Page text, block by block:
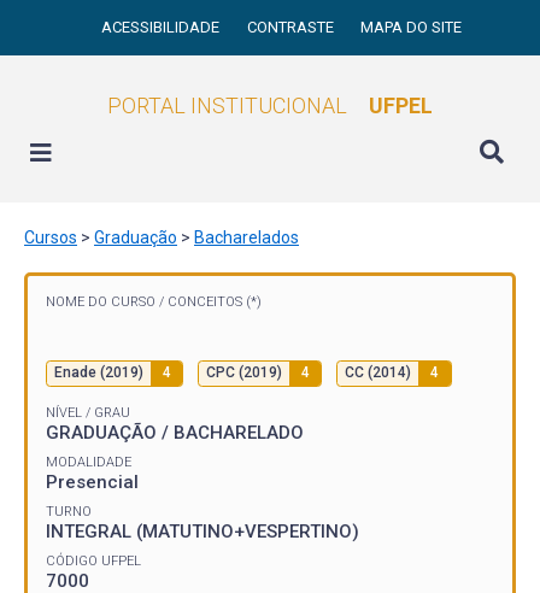
ACESSIBILIDADE CONTRASTE MAPA DO SITE
PORTAL INSTITUCIONAL UFPEL
Cursos > Graduação > Bacharelados
NOME DO CURSO / CONCEITOS (*)
Enade (2019) 4 CPC (2019) 4 CC (2014) 4
NÍVEL / GRAU
GRADUAÇÃO / BACHARELADO
MODALIDADE
Presencial
TURNO
INTEGRAL (MATUTINO+VESPERTINO)
CÓDIGO UFPEL
7000